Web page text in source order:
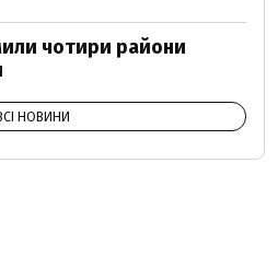
чотири райони
НОВИНИ